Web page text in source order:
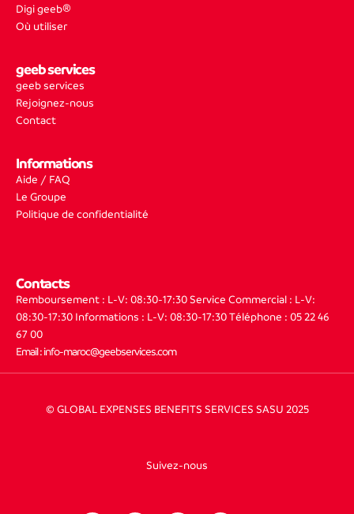
Digi geeb®
Où utiliser
geeb services
geeb services
Rejoignez-nous
Contact
Informations
Aide / FAQ
Le Groupe
Politique de confidentialité
Contacts
Remboursement : L-V: 08:30-17:30 Service Commercial : L-V:
08:30-17:30 Informations : L-V: 08:30-17:30 Téléphone : 05 22 46
67 00
Email : info-maroc@geebservices.com
© GLOBAL EXPENSES BENEFITS SERVICES SASU 2025
Suivez-nous